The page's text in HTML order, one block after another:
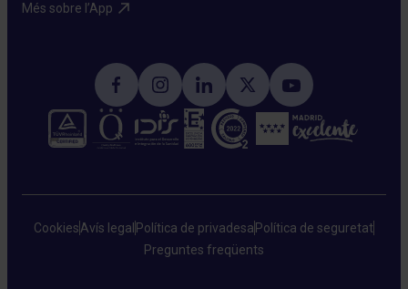
Més sobre l’App​
CookiesAvís legal Política de privadesa Política de seguretat
Preguntes freqüents